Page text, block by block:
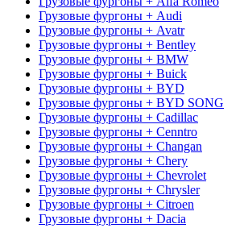
Грузовые фургоны + Audi
Грузовые фургоны + Avatr
Грузовые фургоны + Bentley
Грузовые фургоны + BMW
Грузовые фургоны + Buick
Грузовые фургоны + BYD
Грузовые фургоны + BYD SONG
Грузовые фургоны + Cadillac
Грузовые фургоны + Cenntro
Грузовые фургоны + Changan
Грузовые фургоны + Chery
Грузовые фургоны + Chevrolet
Грузовые фургоны + Chrysler
Грузовые фургоны + Citroen
Грузовые фургоны + Dacia